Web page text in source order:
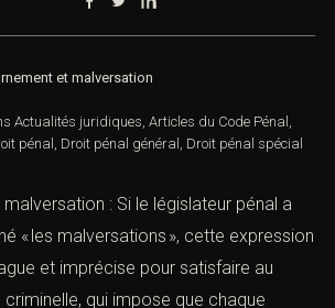
et malversation
Actualités juridiques Articles du Code Pénal
pénal Droit pénal général Droit pénal
: Si le législateur pénal a
« les malversations », cette
trop vague et imprécise pour